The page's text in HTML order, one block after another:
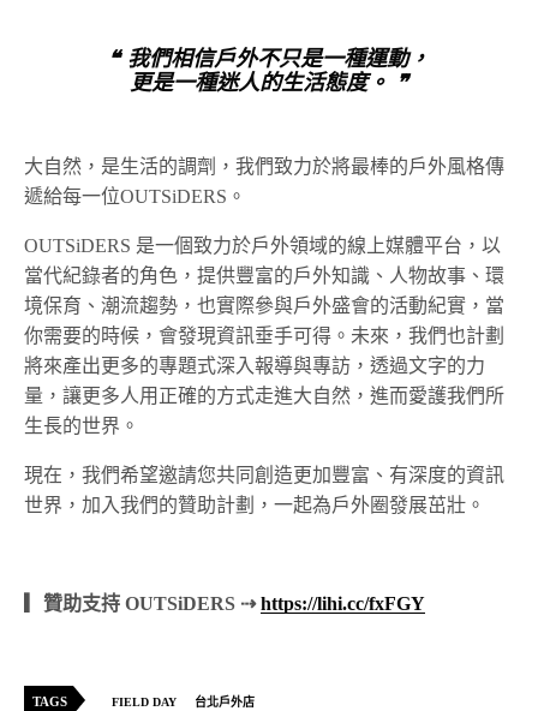
❝ 我們相信戶外不只是一種運動，
更是一種迷人的生活態度。 ❞
大自然，是生活的調劑，我們致力於將最棒的戶外風格傳
遞給每一位OUTSiDERS。
OUTSiDERS 是一個致力於戶外領域的線上媒體平台，以
當代紀錄者的角色，提供豐富的戶外知識、人物故事、環
境保育、潮流趨勢，也實際參與戶外盛會的活動紀實，當
你需要的時候，會發現資訊垂手可得。未來，我們也計劃
將來產出更多的專題式深入報導與專訪，透過文字的力
量，讓更多人用正確的方式走進大自然，進而愛護我們所
生長的世界。
現在，我們希望邀請您共同創造更加豐富、有深度的資訊
世界，加入我們的贊助計劃，一起為戶外圈發展茁壯。
▎贊助支持 OUTSiDERS ⇢https://lihi.cc/fxFGY
TAGS FIELD DAY 台北戶外店